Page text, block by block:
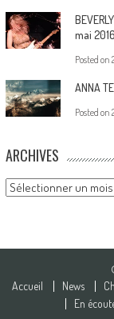
mai 2016
Posted on
ANNA
Posted on
ARCHIVES
Archives
Accueil
News
En